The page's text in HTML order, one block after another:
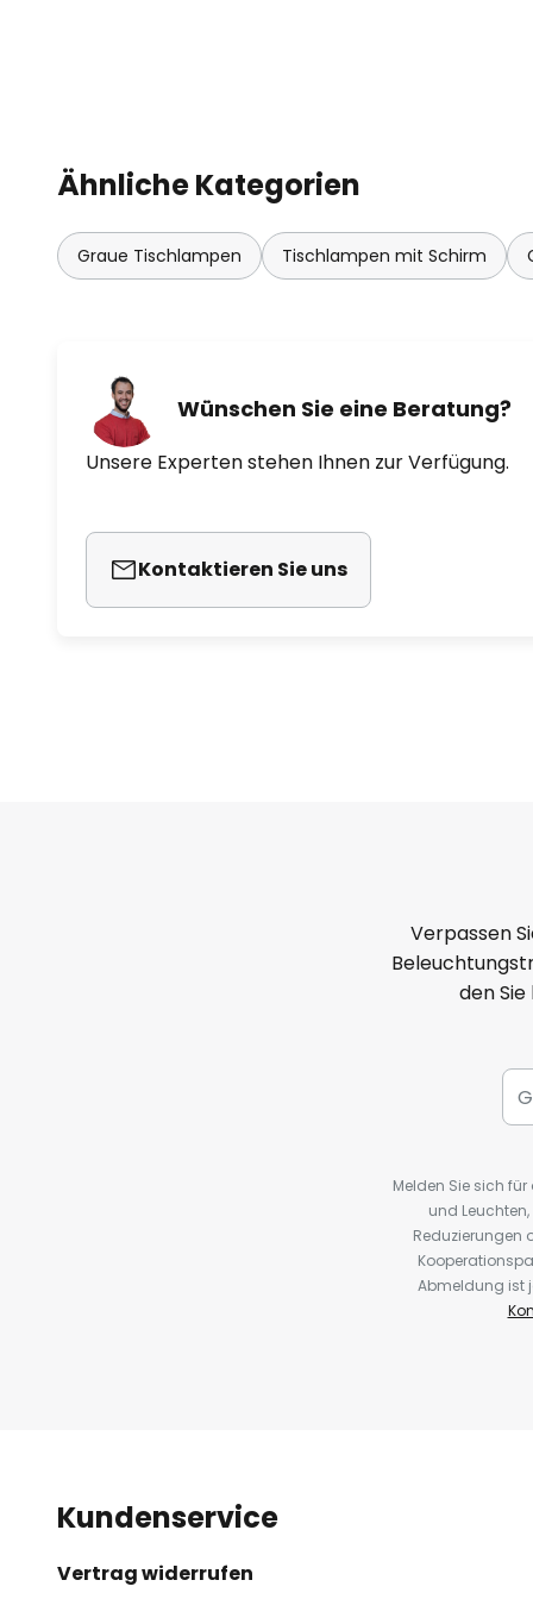
Ähnliche Kategorien
Graue Tischlampen Tischlampen mit Schirm
Wünschen Sie eine Beratung?
Unsere Experten stehen Ihnen zur Verfügung.
Kontaktieren Sie uns
Verpassen
den
Melden Sie sich
und
Reduzierungen
Abmeldung ist
Kundenservice
Vertrag widerrufen